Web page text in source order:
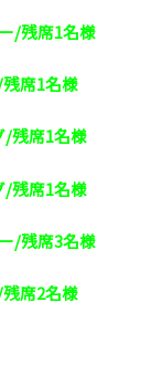
/残席1名様
席1名様
/残席1名様
/残席1名様
/残席3名様
席2名様